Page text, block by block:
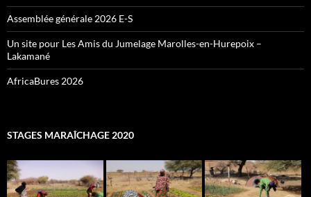
Assemblée générale 2026 E-S
Un site pour Les Amis du Jumelage Marolles-en-Hurepoix –
Lakamané
AfricaBures 2026
STAGES MARAÎCHAGE 2020